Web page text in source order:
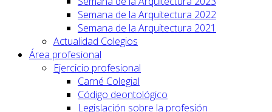
Semana de la Arquitectura 2022
Semana de la Arquitectura 2021
Actualidad Colegios
Área profesional
Ejercicio profesional
Carné Colegial
Código deontológico
Legislación sobre la profesión